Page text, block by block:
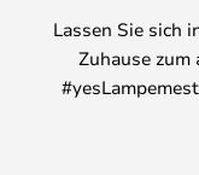
Lassen Sie sich
Zuhause zum